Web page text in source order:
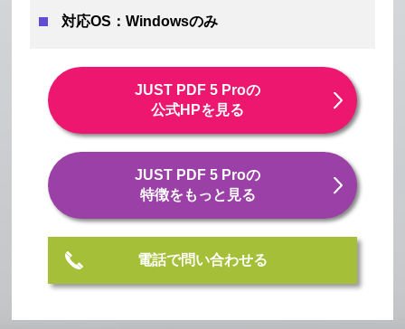
対応OS：Windowsのみ
JUST PDF 5 Proの
公式HPを見る
JUST PDF 5 Proの
特徴をもっと見る
電話で問い合わせる